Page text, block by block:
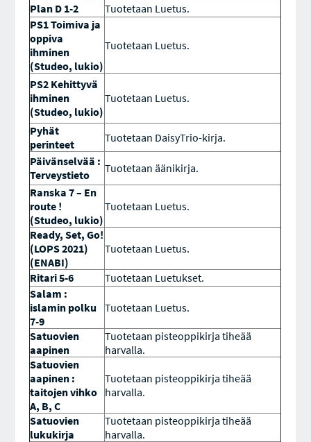
Plan D 1-2
Tuotetaan Luetus.
PS1 Toimiva ja
oppiva
ihminen
(Studeo, lukio)
Tuotetaan Luetus.
PS2 Kehittyvä
ihminen
(Studeo, lukio)
Tuotetaan Luetus.
Pyhät
perinteet
Tuotetaan DaisyTrio-kirja.
Päivänselvää :
Terveystieto
Tuotetaan äänikirja.
Ranska 7 – En
route !
(Studeo, lukio)
Tuotetaan Luetus.
Ready, Set, Go!
(LOPS 2021)
(ENABI)
Tuotetaan Luetus.
Ritari 5-6
Tuotetaan Luetukset.
Salam :
islamin polku
7-9
Tuotetaan Luetus.
Satuovien
aapinen
Tuotetaan pisteoppikirja tiheää
harvalla.
Satuovien
aapinen :
taitojen vihko
A, B, C
Tuotetaan pisteoppikirja tiheää
harvalla.
Satuovien
lukukirja
Tuotetaan pisteoppikirja tiheää
harvalla.